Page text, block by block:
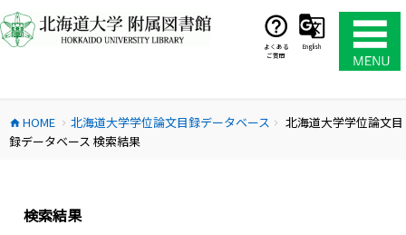
ン
テ
ス
キ
よくある
ご質問
English
home HOME chevron_right 北海道大学学位論文目録データベース chevron_right
北海道大学学位論文目
録データベース 検索結果
検索結果